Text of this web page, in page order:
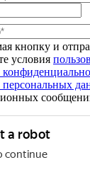
кнопку и
условия
персональных